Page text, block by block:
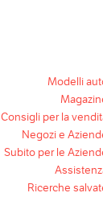
Modelli
Consigli per la
Negozi e
Subito per le
Ricerche